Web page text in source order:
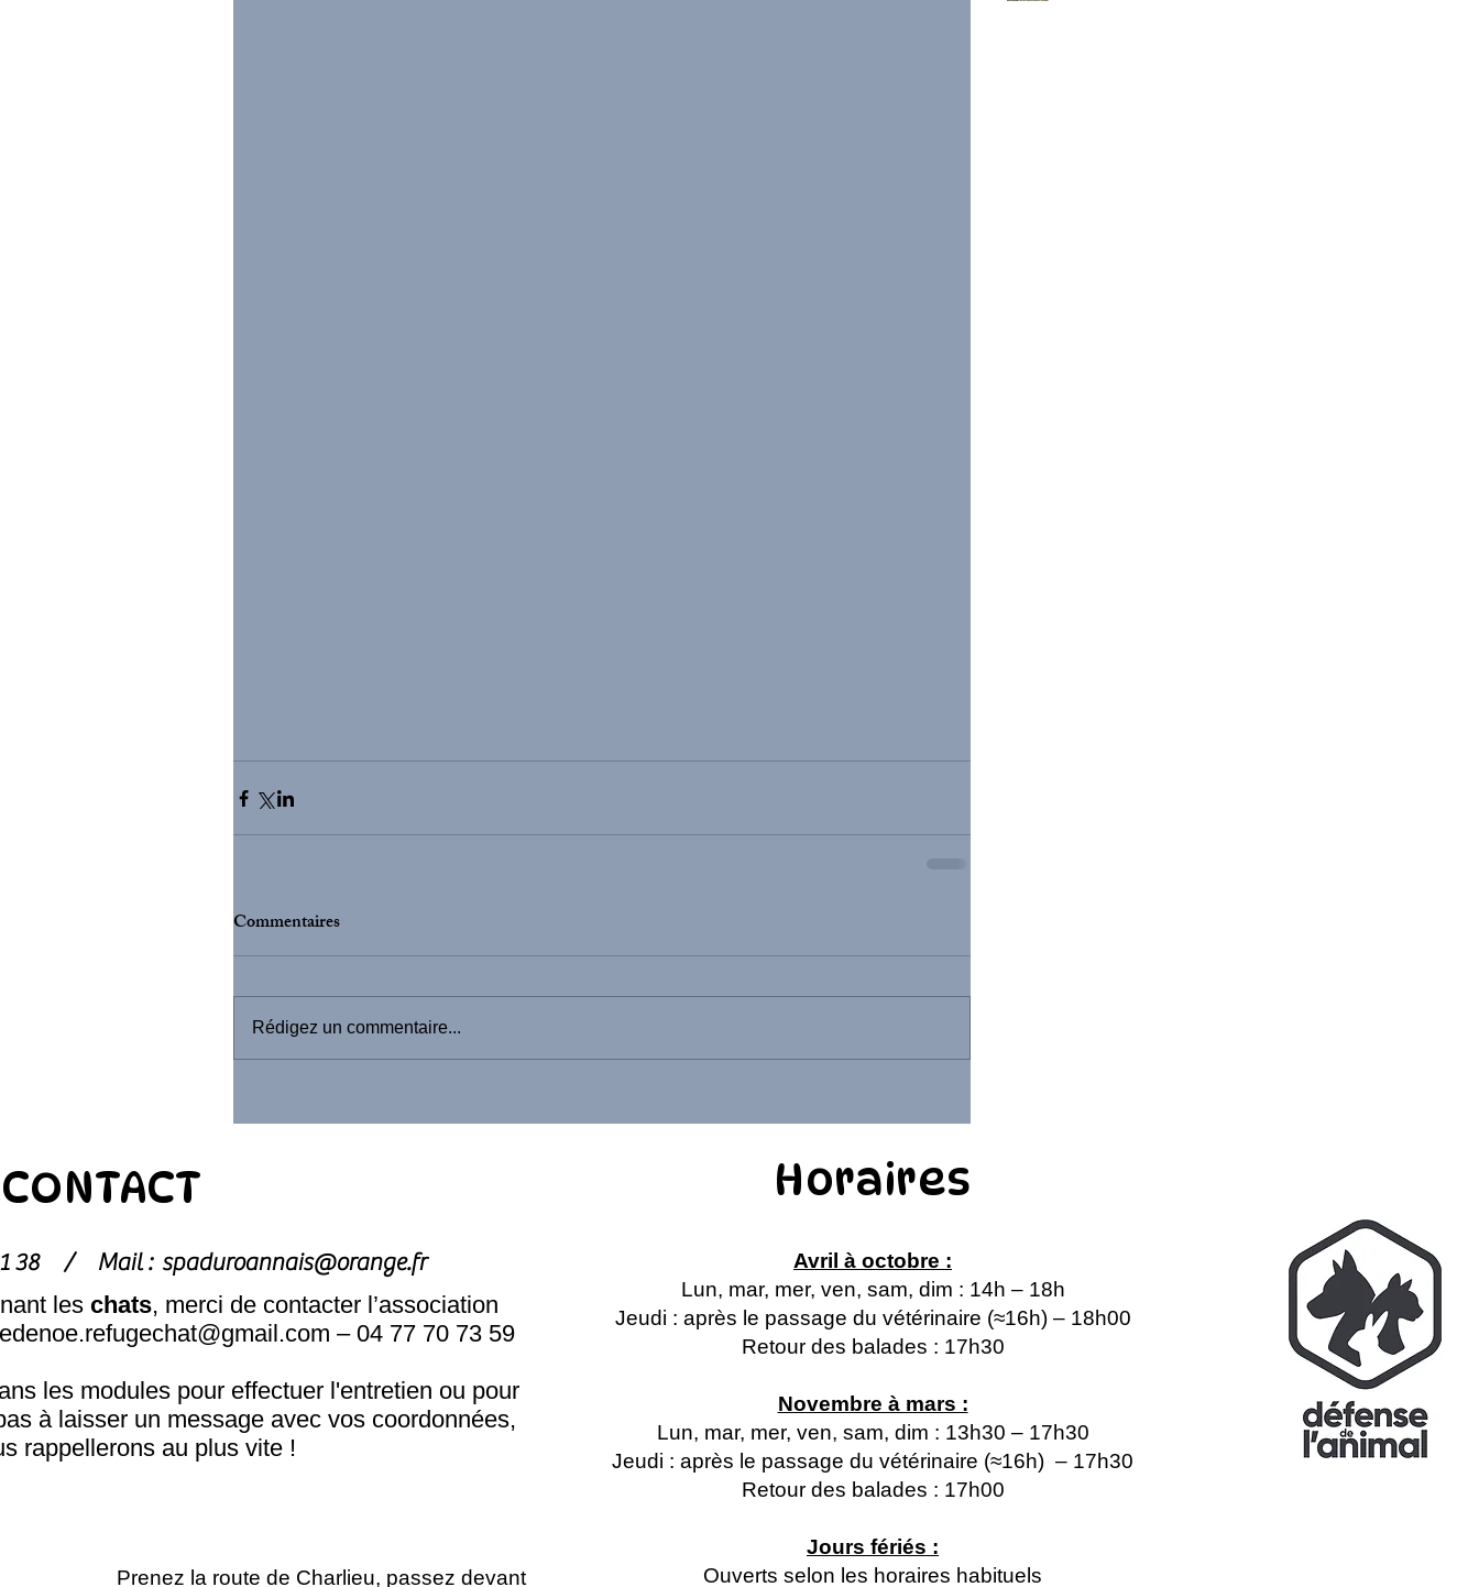
Commentaires
Rédigez un commentaire...
CONTACT
81 38 / Mail : spaduroannais@orange.fr
les chats, merci de contacter l’association
– 04 77 70 73 59
les modules pour effectuer l'entretien ou pour
à laisser un message avec vos coordonnées,
rappellerons au plus vite !
Prenez la route de Charlieu, passez devant
Horaires
Avril à octobre :
Lun, mar, mer, ven, sam, dim : 14h – 18h
Jeudi : après le passage du vétérinaire (≈16h) – 18h00
Retour des balades : 17h30
Novembre à mars :
Lun, mar, mer, ven, sam, dim : 13h30 – 17h30
Jeudi : après le passage du vétérinaire (≈16h) – 17h30
Retour des balades : 17h00
Jours fériés :
Ouverts selon les horaires habituels